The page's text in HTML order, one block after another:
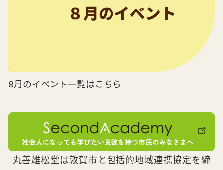
8月のイベント一覧はこちら
丸善雄松堂は敦賀市と包括的地域連携協定を締